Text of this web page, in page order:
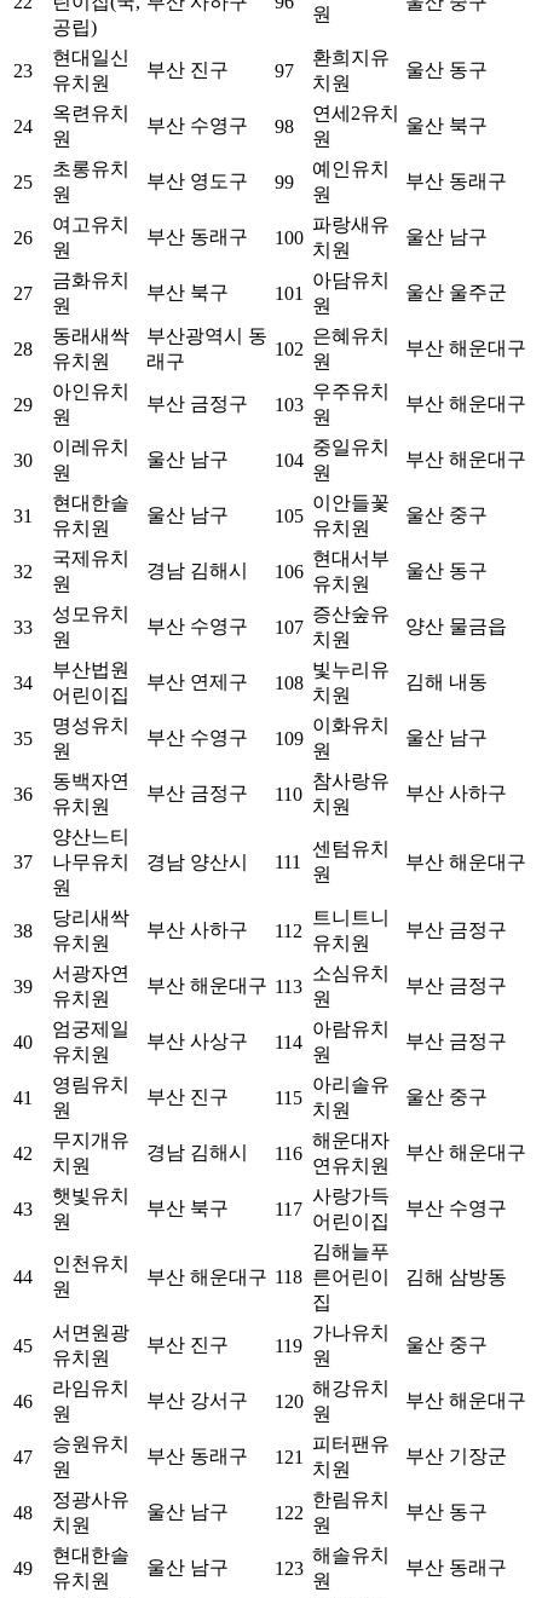
공립)
원
23
현대일신
유치원
부산 진구 97
환희지유
치원
울산 동구
24
옥련유치
원
부산 수영구 98
연세2유치
원
울산 북구
25
초롱유치
원
부산 영도구 99
예인유치
원
부산 동래구
26
여고유치
원
부산 동래구 100
파랑새유
치원
울산 남구
27
금화유치
원
부산 북구 101
아담유치
원
울산 울주군
28
동래새싹
유치원
부산광역시 동
래구
102
은혜유치
원
부산 해운대구
29
아인유치
원
부산 금정구 103
우주유치
원
부산 해운대구
30
이레유치
원
울산 남구 104
중일유치
원
부산 해운대구
31
현대한솔
유치원
울산 남구 105
이안들꽃
유치원
울산 중구
32
국제유치
원
경남 김해시 106
현대서부
유치원
울산 동구
33
성모유치
원
부산 수영구 107
증산숲유
치원
양산 물금읍
34
부산법원
어린이집
부산 연제구 108
빛누리유
치원
김해 내동
35
명성유치
원
부산 수영구 109
이화유치
원
울산 남구
36
동백자연
유치원
부산 금정구 110
참사랑유
치원
부산 사하구
37
양산느티
나무유치
원
경남 양산시 111
센텀유치
원
부산 해운대구
38
당리새싹
유치원
부산 사하구 112
트니트니
유치원
부산 금정구
39
서광자연
유치원
부산 해운대구 113
소심유치
원
부산 금정구
40
엄궁제일
유치원
부산 사상구 114
아람유치
원
부산 금정구
41
영림유치
원
부산 진구 115
아리솔유
치원
울산 중구
42
무지개유
치원
경남 김해시 116
해운대자
연유치원
부산 해운대구
43
햇빛유치
원
부산 북구 117
사랑가득
어린이집
부산 수영구
44
인천유치
원
부산 해운대구 118
김해늘푸
른어린이
집
김해 삼방동
45
서면원광
유치원
부산 진구 119
가나유치
원
울산 중구
46
라임유치
원
부산 강서구 120
해강유치
원
부산 해운대구
47
승원유치
원
부산 동래구 121
피터팬유
치원
부산 기장군
48
정광사유
치원
울산 남구 122
한림유치
원
부산 동구
49
현대한솔
유치원
울산 남구 123
해솔유치
원
부산 동래구